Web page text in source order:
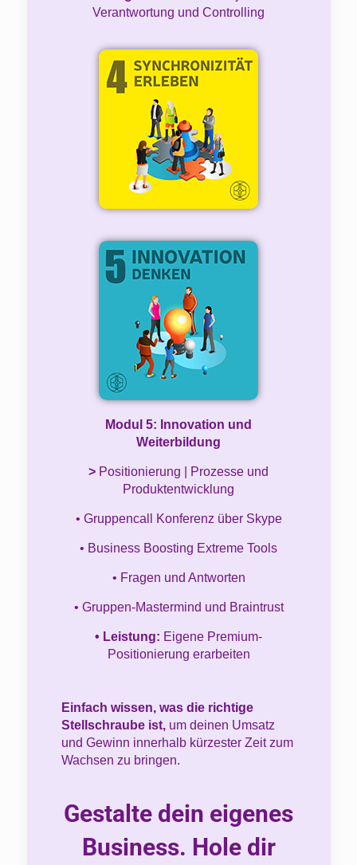
Verantwortung und Controlling
Modul 5: Innovation und
Weiterbildung
> Positionierung | Prozesse und
Produktentwicklung
• Gruppencall Konferenz über Skype
• Business Boosting Extreme Tools
• Fragen und Antworten
• Gruppen-Mastermind und Braintrust
• Leistung: Eigene Premium-
Positionierung erarbeiten
Einfach wissen, was die richtige
Stellschraube ist,um deinen Umsatz
und Gewinn innerhalb kürzester Zeit zum
Wachsen zu bringen.
Gestalte dein eigenes
Business. Hole dir